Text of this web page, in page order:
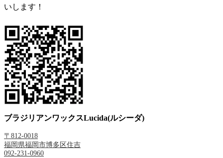
いします！
ブラジリアンワックスLucida(ルシーダ)
〒812-0018
福岡県福岡市博多区住吉
092-231-0960